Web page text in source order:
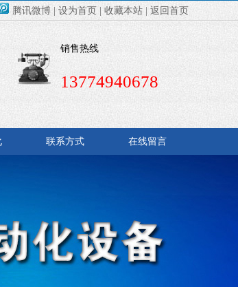
腾讯微博 设为首页 收藏本站 返回首页
销售热线
13774940678
联系方式 在线留言